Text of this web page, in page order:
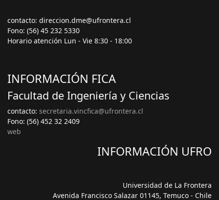
contacto: direccion.dme@ufrontera.cl
Fono: (56) 45 232 5330
Horario atención Lun - Vie 8:30 - 18:00
INFORMACIÓN FICA
Facultad de Ingeniería y Ciencias
contacto: secretaria.vincfica@ufrontera.cl
Fono: (56) 452 32 2409
web
INFORMACIÓN UFRO
Universidad de La Frontera
Avenida Francisco Salazar 01145, Temuco - Chile